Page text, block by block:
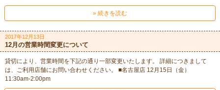
» 続きを読む
2017年12月13日
12月の営業時間変更について
貸切により、営業時間を下記の通り一部変更いたします。 詳細につきまして
は、ご利用店舗にお問い合わせください。 ■名古屋店 12月15日（金）
11:30am-2:00pm